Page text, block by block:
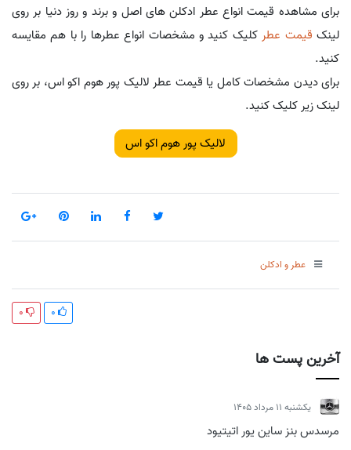
آخرین پست ها
يكشنبه 11 مرداد 1405
مرسدس بنز ساین یور اتیتیود
برای مشاهده قیمت انواع عطر ادکلن های اصل و برند و روز دنیا بر روی
لینک قیمت عطر کلیک کنید و مشخصات انواع عطرها را با هم مقایسه
کنید.
برای دیدن مشخصات کامل یا قیمت عطر لالیک پور هوم اکو اس، بر روی
لینک زیر کلیک کنید.
لالیک پور هوم اکو اس
عطر و ادکلن